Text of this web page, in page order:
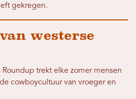
gekregen.
westerse
trekt elke zomer mensen
cowboycultuur van vroeger en